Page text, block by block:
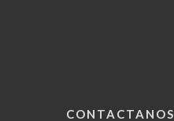
CONTACTANOS